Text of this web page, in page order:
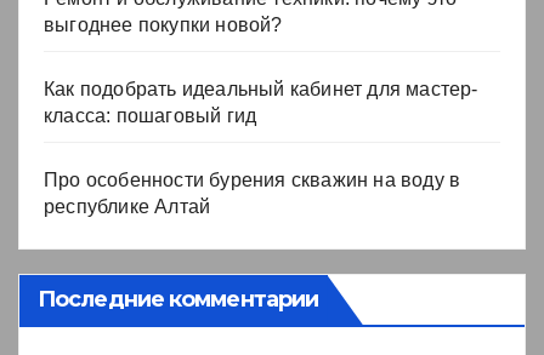
выгоднее покупки новой?
Как подобрать идеальный кабинет для мастер-
класса: пошаговый гид
Про особенности бурения скважин на воду в
республике Алтай
Последние комментарии